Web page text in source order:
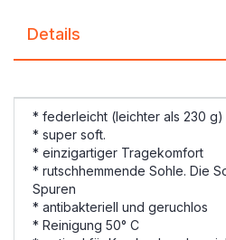
Details
* federleicht (leichter als 230 g)
* super soft.
* einzigartiger Tragekomfort
* rutschhemmende Sohle. Die
Spuren
* antibakteriell und geruchlos
* Reinigung 50° C